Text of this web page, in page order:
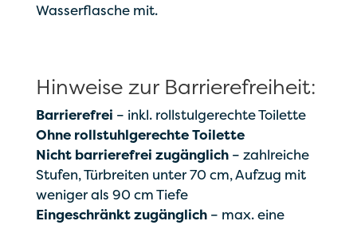
Wasserflasche mit.
Hinweise zur Barrierefreiheit:
Barrierefrei – inkl. rollstulgerechte Toilette
Ohne rollstuhlgerechte Toilette
Nicht barrierefrei zugänglich– zahlreiche
Stufen, Türbreiten unter 70 cm, Aufzug mit
weniger als 90 cm Tiefe
Eingeschränkt zugänglich– max. eine